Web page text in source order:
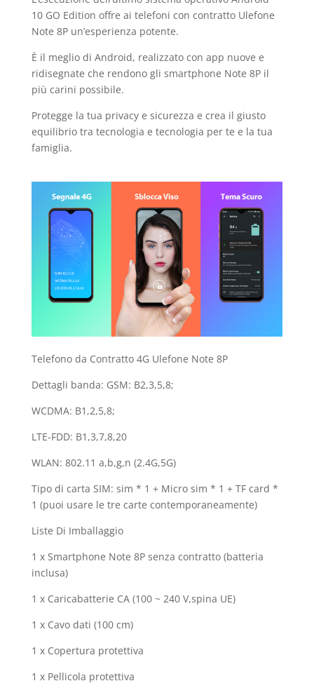
10 GO Edition offre ai telefoni con contratto Ulefone
Note 8P un’esperienza potente.
È il meglio di Android, realizzato con app nuove e
ridisegnate che rendono gli smartphone Note 8P il
più carini possibile.
Protegge la tua privacy e sicurezza e crea il giusto
equilibrio tra tecnologia e tecnologia per te e la tua
famiglia.
Telefono da Contratto 4G Ulefone Note 8P
Dettagli banda: GSM: B2,3,5,8;
WCDMA: B1,2,5,8;
LTE-FDD: B1,3,7,8,20
WLAN: 802.11 a,b,g,n (2.4G,5G)
Tipo di carta SIM: sim * 1 + Micro sim * 1 + TF card *
1 (puoi usare le tre carte contemporaneamente)
Liste Di Imballaggio
1 x Smartphone Note 8P senza contratto (batteria
inclusa)
1 x Caricabatterie CA (100 ~ 240 V,spina UE)
1 x Cavo dati (100 cm)
1 x Copertura protettiva
1 x Pellicola protettiva